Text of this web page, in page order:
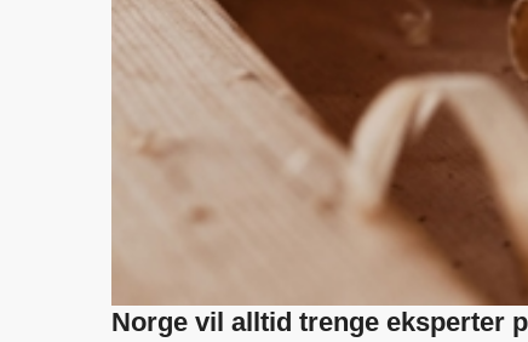
Norge vil alltid trenge eksperter